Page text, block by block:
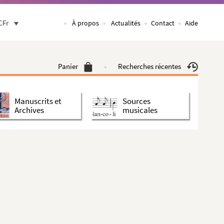
À propos Actualités Contact Aide
Panier Recherches récentes
Manuscrits et
Archives
Sources
musicales